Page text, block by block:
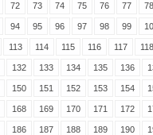
72 73 74 75 76 77 78
94 95 96 97 98 99
113 114 115 116 117 118
132 133 134 135 136
150 151 152 153 154
168 169 170 171 172
186 187 188 189 190